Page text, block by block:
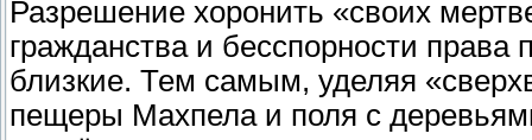
Разрешение хоронить «своих
гражданства и бесспорности
близкие. Тем самым, уделяя
пещеры Махпела и поля с